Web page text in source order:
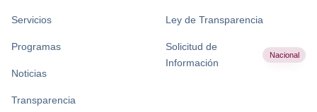
Servicios
Programas
Noticias
Transparencia
Ley de Transparencia
Solicitud de
Información
Nacional